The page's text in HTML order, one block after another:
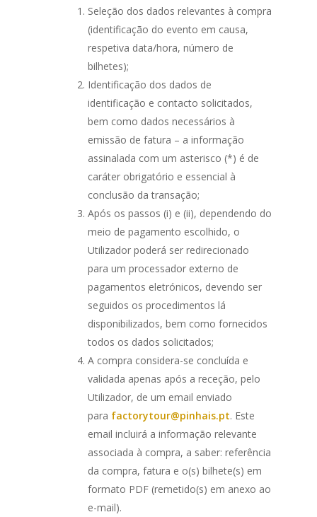
Seleção dos dados relevantes à compra
(identificação do evento em causa,
respetiva data/hora, número de
bilhetes);
Identificação dos dados de
identificação e contacto solicitados,
bem como dados necessários à
emissão de fatura – a informação
assinalada com um asterisco (*) é de
caráter obrigatório e essencial à
conclusão da transação;
Após os passos (i) e (ii), dependendo do
meio de pagamento escolhido, o
Utilizador poderá ser redirecionado
para um processador externo de
pagamentos eletrónicos, devendo ser
seguidos os procedimentos lá
disponibilizados, bem como fornecidos
todos os dados solicitados;
A compra considera-se concluída e
validada apenas após a receção, pelo
Utilizador, de um email enviado
para factorytour@pinhais.pt. Este
email incluirá a informação relevante
associada à compra, a saber: referência
da compra, fatura e o(s) bilhete(s) em
formato PDF (remetido(s) em anexo ao
e-mail).